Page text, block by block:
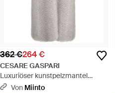
362 €264 €
CESARE GASPARI
Luxuriöser kunstpelzmantel
natalie - weiß - Grau
Von Miinto